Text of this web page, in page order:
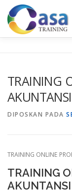
Lompat
konten
KONTAK KAMI
TRAINING
AKUNTANSI
DIPOSKAN PADA
TRAINING ONLINE
TRAINING
AKUNTANSI